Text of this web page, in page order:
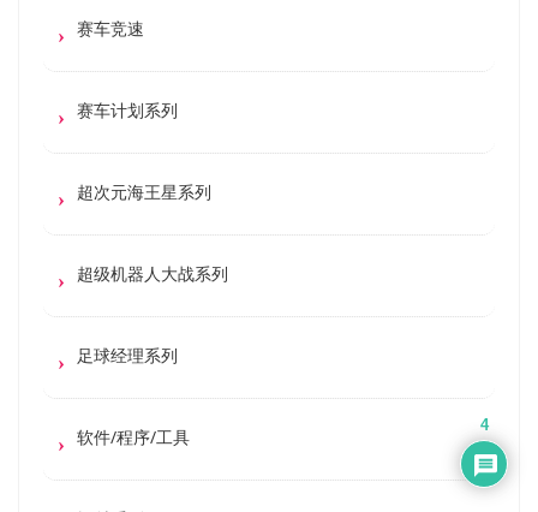
赛车竞速
赛车计划系列
超次元海王星系列
超级机器人大战系列
足球经理系列
软件/程序/工具
4